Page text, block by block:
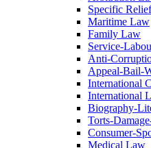
Specific
Maritime Law
Family Law
Service-
Anti-
Appeal-Bail-
International
International
Biography-
Torts-
Consumer-
Medical Law